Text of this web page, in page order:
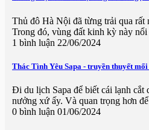
Thủ đô Hà Nội đã từng trải qua rất
Trong đó, vùng đất kinh kỳ này
1 bình luận 22/06/2024
Thác Tình Yêu Sapa - truyền thuyết
Đi du lịch Sapa để biết cái lạnh cắt
nưởng xứ ấy. Và quan trọng hơn
0 bình luận 01/06/2024